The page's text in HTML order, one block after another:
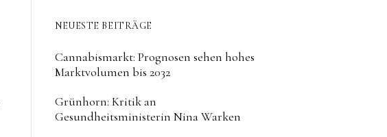
NEUESTE BEITRÄGE
Cannabismarkt: Prognosen sehen hohes
Marktvolumen bis 2032
Grünhorn: Kritik an
Gesundheitsministerin Nina Warken